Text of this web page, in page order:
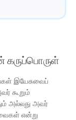
கருப்பொருள்
இயேசுவைப்
கூறும்
அல்லது அவர்
என்று